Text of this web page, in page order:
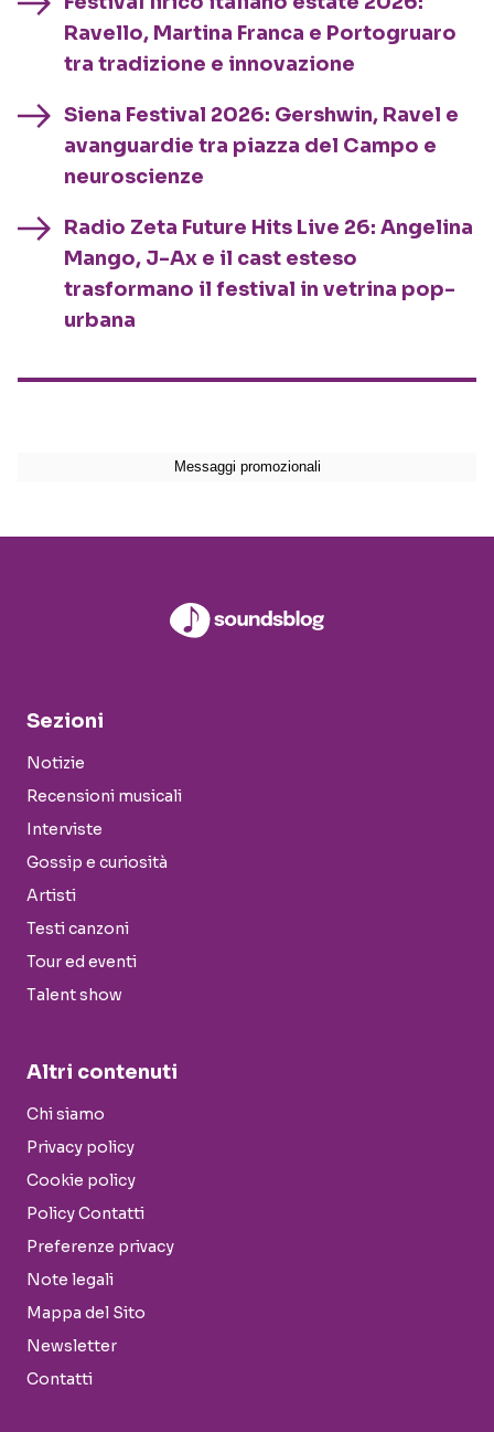
Ravello, Martina Franca e Portogruaro
tra tradizione e innovazione
Siena Festival 2026: Gershwin, Ravel e
avanguardie tra piazza del Campo e
neuroscienze
Radio Zeta Future Hits Live 26: Angelina
Mango, J-Ax e il cast esteso
trasformano il festival in vetrina pop-
urbana
Sezioni
Notizie
Recensioni musicali
Interviste
Gossip e curiosità
Artisti
Testi canzoni
Tour ed eventi
Talent show
Altri contenuti
Chi siamo
Privacy policy
Cookie policy
Policy Contatti
Preferenze privacy
Note legali
Mappa del Sito
Newsletter
Contatti